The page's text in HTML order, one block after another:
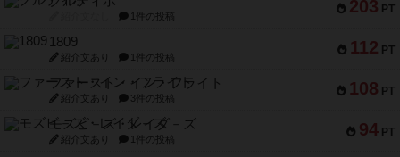
203 PT
1件の投稿
112 PT
1809
紹介文あり 1件の投稿
108 PT
ファースト・イン・フライト
紹介文あり 3件の投稿
94 PT
モズビ－ズ・レイダ－ズ
紹介文あり 1件の投稿